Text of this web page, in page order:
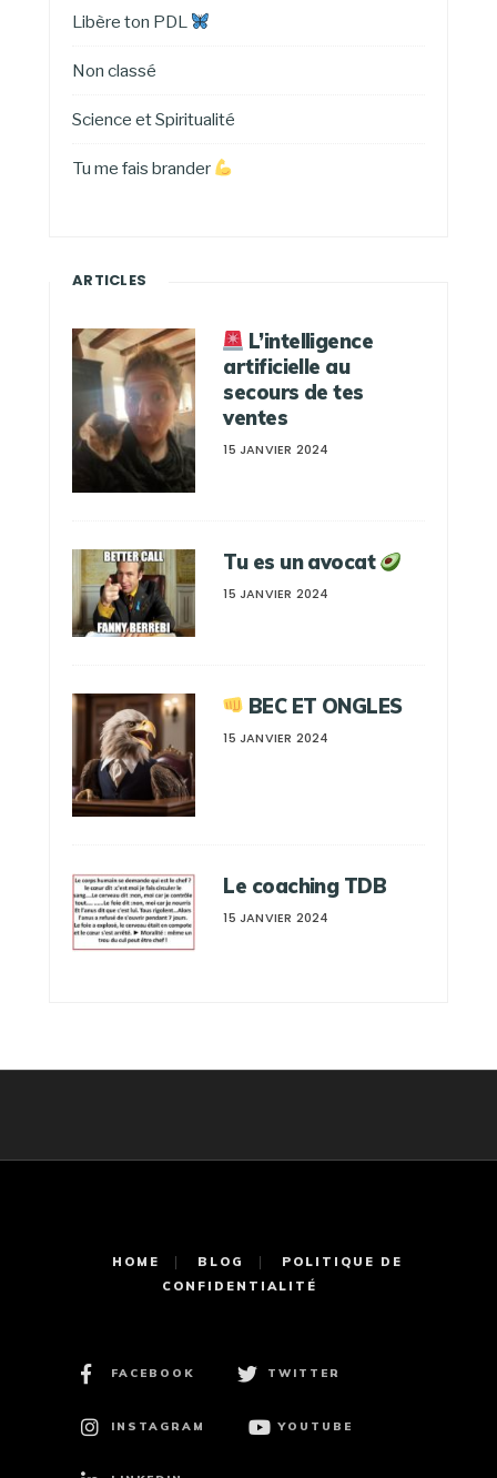
Libère ton PDL
Non classé
Science et Spiritualité
Tu me fais brander
ARTICLES
L’intelligence
artificielle au
secours de tes
ventes
15 JANVIER 2024
Tu es un avocat
15 JANVIER 2024
BEC ET ONGLES
15 JANVIER 2024
Le coaching TDB
15 JANVIER 2024
HOME BLOG
POLITIQUE DE
CONFIDENTIALITÉ
FACEBOOK TWITTER
INSTAGRAM YOUTUBE